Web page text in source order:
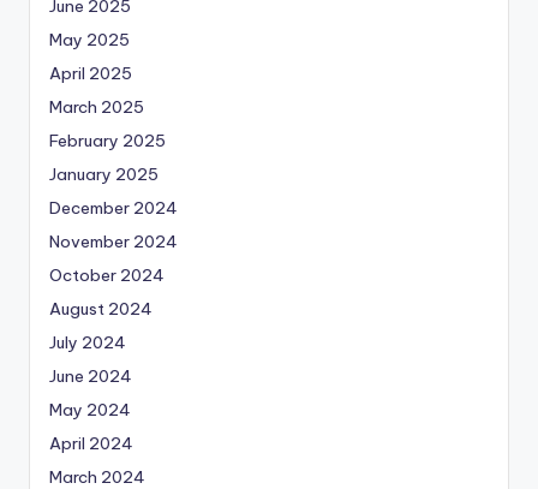
June 2025
May 2025
April 2025
March 2025
February 2025
January 2025
December 2024
November 2024
October 2024
August 2024
July 2024
June 2024
May 2024
April 2024
March 2024